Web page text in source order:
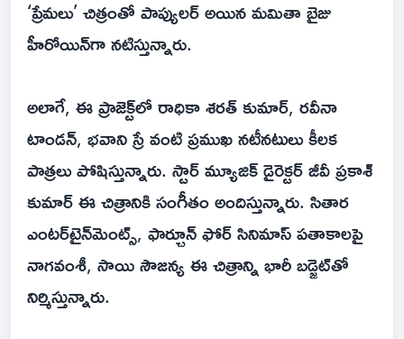
‘ప్రేమలు’ చిత్రంతో పాప్యులర్ అయిన మమితా బైజు
హీరోయిన్‌గా నటిస్తున్నారు.
అలాగే, ఈ ప్రాజెక్ట్‌లో రాధికా శరత్ కుమార్, రవీనా
టాండన్, భవాని స్రే వంటి ప్రముఖ నటీనటులు కీలక
పాత్రలు పోషిస్తున్నారు. స్టార్ మ్యూజిక్ డైరెక్టర్ జీవీ ప్రకాశ్
కుమార్ ఈ చిత్రానికి సంగీతం అందిస్తున్నారు. సితార
ఎంటర్‌టైన్‌మెంట్స్, ఫార్చూన్ ఫోర్ సినిమాస్ పతాకాలపై
నాగవంశీ, సాయి సౌజన్య ఈ చిత్రాన్ని భారీ బడ్జెట్‌తో
నిర్మిస్తున్నారు.